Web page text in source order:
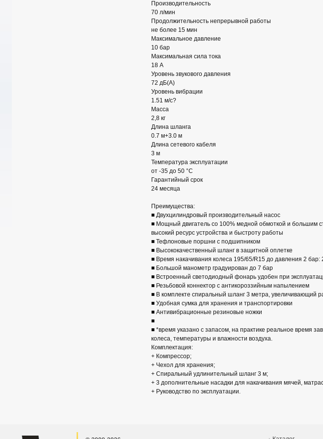
Производительность
70 л/мин
Продолжительность непрерывной работы
не более 15 мин
Максимальное давление
10 бар
Максимальная сила тока
18 А
Уровень звукового давления
72 дБ(А)
Уровень вибрации
1.51 м/с?
Масса
2,8 кг
Длина шланга
0.7 м+3.0 м
Длина сетевого кабеля
3 м
Температура эксплуатации
от -35 до 50 °C
Гарантийный срок
24 месяца
Преимущества:
■ Двухцилиндровый производительный насос
■ Мощный двигатель со 100% медной обмоткой и большим
высокий ресурс устройства и быстроту работы
■ Тефлоновые поршни с подшипником
■ Высококачественный шланг в защитной оплетке
■ Время накачивания колеса 195/65/R15 до давления 2 бар:
■ Большой манометр градуирован до 7 бар
■ Встроенный светодиодный фонарь удобен при
■ Резьбовой коннектор с антикороззийным напылением
■ В комплекте спиральный шланг 3 метра, увеличивающий
■ Удобная сумка для хранения и транспортировки
■ Антивибрационные резиновые ножки
■
■ *время указано с запасом, на практике реальное время
колеса, температуры и влажности воздуха.
Комплектация:
+ Компрессор;
+ Чехол для хранения;
+ Спиральный удлинительный шланг 3 м;
+ 3 дополнительные насадки для накачивания мячей,
+ Руководство по эксплуатации.